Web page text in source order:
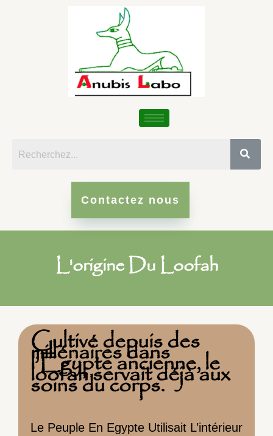
Contactez nous
L'origine Du Loofah
Cultivé depuis des
millénaires dans
l’Egypte ancienne, le
loofah servait déjà aux
soins du corps.
Le Peuple En Egypte Utilisait L’intérieur